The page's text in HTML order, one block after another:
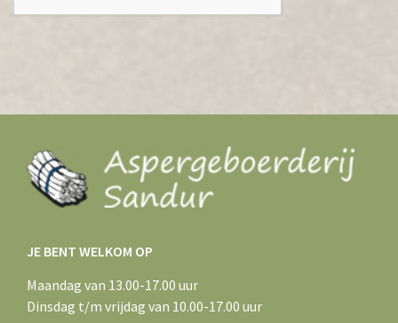
JE BENT WELKOM OP
Maandag van 13.00-17.00 uur
Dinsdag t/m vrijdag van 10.00-17.00 uur